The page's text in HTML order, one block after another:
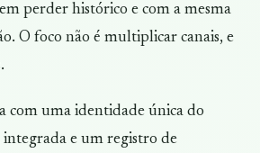
perder histórico e com a mesma
O foco não é multiplicar canais, e
com uma identidade única do
integrada e um registro de